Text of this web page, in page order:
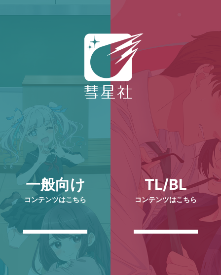
一般向け
コンテンツはこちら
TL/BL
コンテンツはこちら